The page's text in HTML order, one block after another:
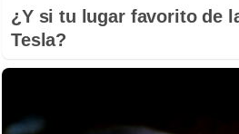
¿Y si tu lugar favorito de
Tesla?